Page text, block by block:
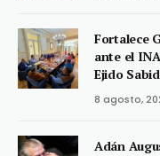
Fortalece
ante el
Ejido
8 agosto,
Adán